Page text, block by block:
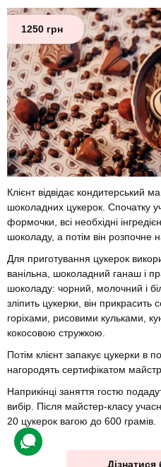
1250 грн
Клієнт відвідає кондитерський
шоколадних цукерок. Спочатку
формочки, всі необхідні
шоколаду, а потім він розпочне
Для приготування цукерок
ванільна, шоколадний ганаш і
шоколаду: чорний, молочний і
зліпить цукерки, він прикрасить
горіхами, рисовими кульками,
кокосовою стружкою.
Потім клієнт запакує цукерки в
нагородять сертифікатом
Наприкінці заняття гостю
вибір. Після майстер-класу
20 цукерок вагою до 600 грамів.
Дізнатися